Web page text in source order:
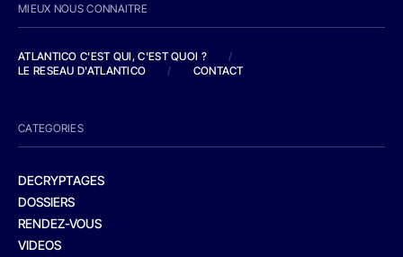
MIEUX NOUS CONNAITRE
ATLANTICO C'EST QUI, C'EST QUOI ?
/
LE RESEAU D'ATLANTICO
/ CONTACT
CATEGORIES
DECRYPTAGES
DOSSIERS
RENDEZ-VOUS
VIDEOS